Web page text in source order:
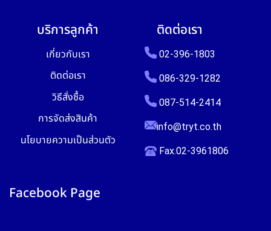
บริการลูกค้า
เกี่ยวกับเรา
ติดต่อเรา
วิธีสั่งซื้อ
การจัดส่งสินค้า
นโยบายความเป็นส่วนตัว
ติดต่อเรา
02-396-1803
086-329-1282
087-514-2414
info@tryt.co.th
Fax.02-3961806
Facebook Page